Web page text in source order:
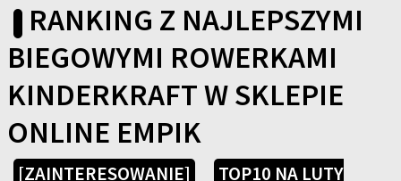
RANKING Z NAJLEPSZYMI
BIEGOWYMI ROWERKAMI
KINDERKRAFT W SKLEPIE
ONLINE EMPIK
[ZAINTERESOWANIE]
TOP10 NA LUTY